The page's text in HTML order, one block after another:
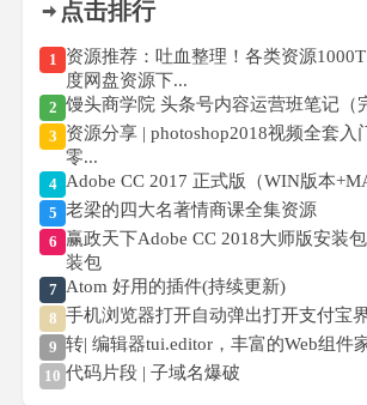
点击排行
1 资源推荐：吐血整理！各类资源
度网盘资源下...
2 馒头商学院 头条号内容运营班笔记（
3 资源分享 | photoshop2018视频全套入
零...
4 Adobe CC 2017 正式版（WIN版本
5 老梁的四大名著情商课全集资源
6 赢政天下Adobe CC 2018大师版安装
装包
7 Atom 好用的插件(持续更新)
8 手机浏览器打开自动弹出打开支付宝
9 转| 编辑器tui.editor，丰富的Web组件
10 代码片段 | 子域名爆破